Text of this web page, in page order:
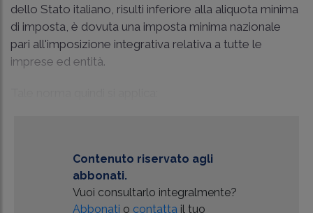
dello Stato italiano, risulti inferiore alla aliquota minima
di imposta, è dovuta una imposta minima nazionale
pari all'imposizione integrativa relativa a tutte le
imprese ed entità.
Contenuto riservato agli
abbonati.
Vuoi consultarlo integralmente?
Abbonati o contattail tuo